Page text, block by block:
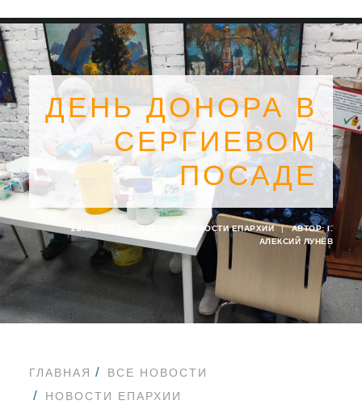
SEARCH
ДЕНЬ ДОНОРА В
СЕРГИЕВОМ
ПОСАДЕ
22.10.2022 РУБРИКИ: НОВОСТИ ЕПАРХИИ | АВТОР:I.
АЛЕКСИЙ ЛУНЁВ
ГЛАВНАЯ
ВСЕ НОВОСТИ
НОВОСТИ ЕПАРХИИ